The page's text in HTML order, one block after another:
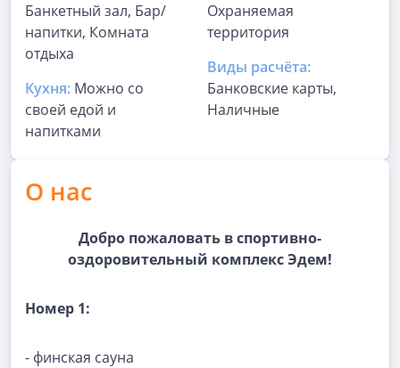
Банкетный зал, Бар/
напитки, Комната
отдыха
Кухня: Можно со
своей едой и
напитками
Охраняемая
территория
Виды расчёта:
Банковские карты,
Наличные
О нас
Добро пожаловать в спортивно-
оздоровительный комплекс Эдем!
Номер 1:
- финская сауна